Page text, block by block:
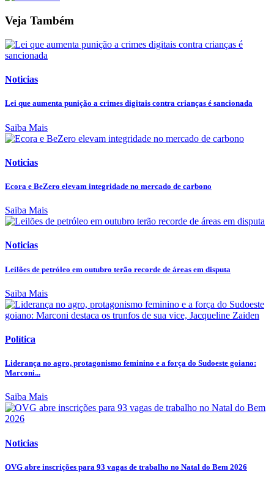
Veja Também
Noticias
Lei que aumenta punição a crimes digitais contra crianças é sancionada
Saiba Mais
Noticias
Ecora e BeZero elevam integridade no mercado de carbono
Saiba Mais
Noticias
Leilões de petróleo em outubro terão recorde de áreas em disputa
Saiba Mais
Política
Liderança no agro, protagonismo feminino e a força do Sudoeste goiano:
Marconi...
Saiba Mais
Noticias
OVG abre inscrições para 93 vagas de trabalho no Natal do Bem 2026